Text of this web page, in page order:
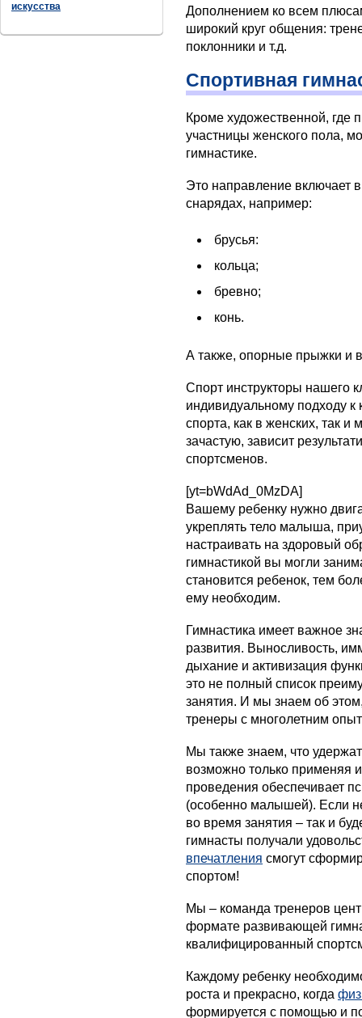
искусства
Дополнением ко всем
широкий круг общения:
поклонники и т.д.
Спортивная
Кроме художественной, где
участницы женского пола,
гимнастике.
Это направление включает
снарядах, например:
брусья:
кольца;
бревно;
конь.
А также, опорные прыжки и
Спорт инструкторы нашего
индивидуальному подходу
спорта, как в женских, так
зачастую, зависит
спортсменов.
[yt=bWdAd_0MzDA]
Вашему ребенку нужно
укреплять тело малыша,
настраивать на здоровый
гимнастикой вы могли
становится ребенок, тем
ему необходим.
Гимнастика имеет важное
развития. Выносливость,
дыхание и активизация
это не полный список
занятия. И мы знаем об
тренеры с многолетним
Мы также знаем, что
возможно только применяя
проведения обеспечивает
(особенно малышей). Если
во время занятия – так и
гимнасты получали
впечатления смогут
спортом!
Мы – команда тренеров
формате развивающей
квалифицированный
Каждому ребенку
роста и прекрасно, когда
формируется с помощью и